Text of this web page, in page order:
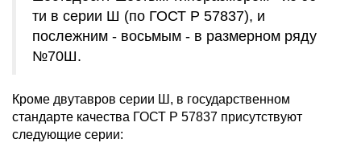
ти в серии Ш (по ГОСТ Р 57837), и
послежним - восьмым - в размерном ряду
№70Ш.
Кроме двутавров серии Ш, в государственном
стандарте качества ГОСТ Р 57837 присутствуют
следующие серии: